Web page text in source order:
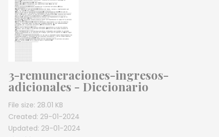
3-remuneraciones-ingresos-
adicionales - Diccionario
File size: 28.01 KB
Created: 29-01-2024
Updated: 29-01-2024